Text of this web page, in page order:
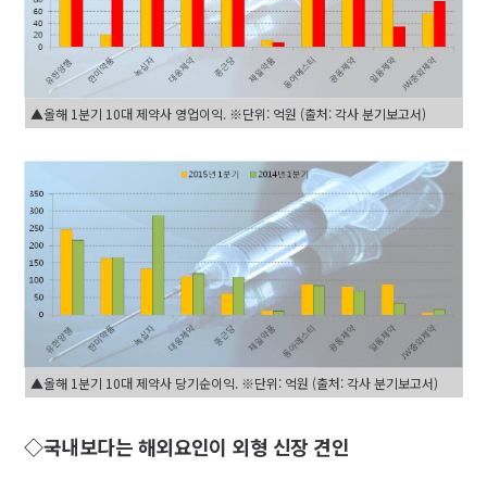
▲올해 1분기 10대 제약사 영업이익. ※단위: 억원 (출처: 각사 분기보고서)
▲올해 1분기 10대 제약사 당기순이익. ※단위: 억원 (출처: 각사 분기보고서)
◇국내보다는 해외요인이 외형 신장 견인